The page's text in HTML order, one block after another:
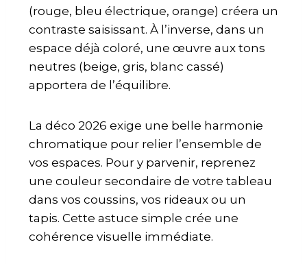
(rouge, bleu électrique, orange) créera un
contraste saisissant. À l’inverse, dans un
espace déjà coloré, une œuvre aux tons
neutres (beige, gris, blanc cassé)
apportera de l’équilibre.
La déco 2026 exige une belle harmonie
chromatique pour relier l’ensemble de
vos espaces. Pour y parvenir, reprenez
une couleur secondaire de votre tableau
dans vos coussins, vos rideaux ou un
tapis. Cette astuce simple crée une
cohérence visuelle immédiate.